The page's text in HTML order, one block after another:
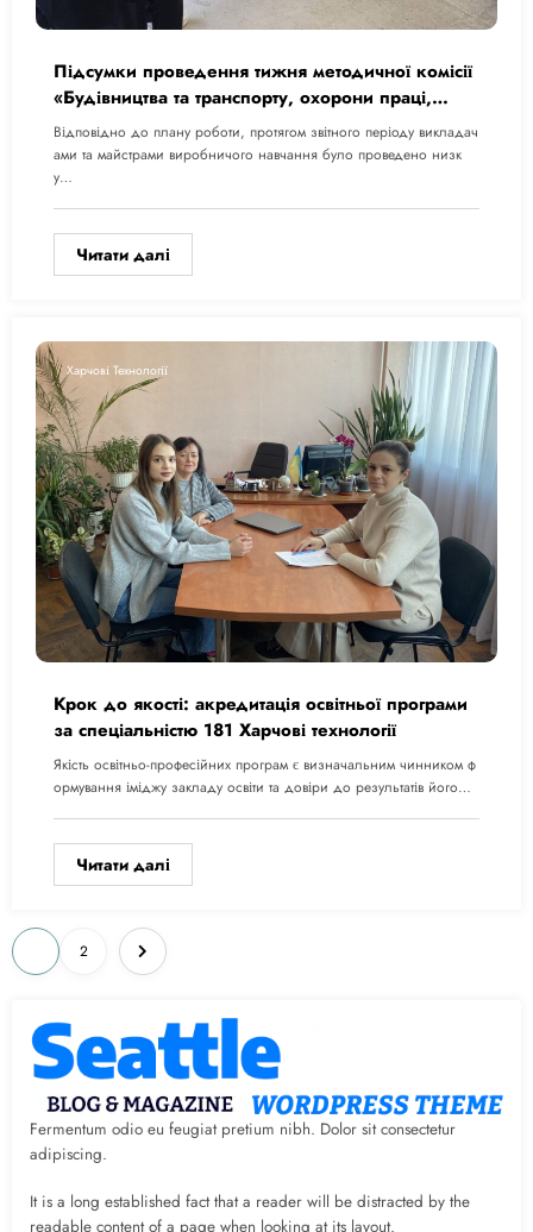
Fermentum odio eu feugiat pretium nibh. Dolor sit consectetur
adipiscing.
It is a long established fact that a reader will be distracted by the
readable content of a page when looking at its layout.
Підсумки проведення тижня методичної комісії
«Будівництва та транспорту, охорони праці,
БЖД і цивільного захисту»
Відповідно до плану роботи, протягом звітного періоду викладач
ами та майстрами виробничого навчання було проведено низк
у…
Читати далі
Харчові Технології
Крок до якості: акредитація освітньої програми
за спеціальністю 181 Харчові технології
Якість освітньо-професійних програм є визначальним чинником ф
ормування іміджу закладу освіти та довіри до результатів його…
Читати далі
2